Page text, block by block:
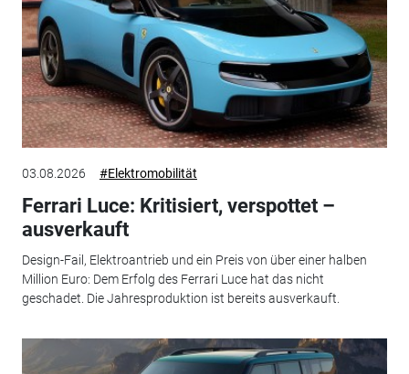
03.08.2026 #Elektromobilität
Ferrari Luce: Kritisiert, verspottet –
ausverkauft
Design-Fail, Elektroantrieb und ein Preis von über einer halben
Million Euro: Dem Erfolg des Ferrari Luce hat das nicht
geschadet. Die Jahresproduktion ist bereits ausverkauft.